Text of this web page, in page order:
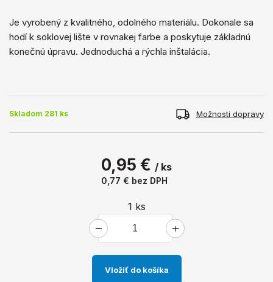
Je vyrobený z kvalitného, ​​odolného materiálu. Dokonale sa
hodí k soklovej lište v rovnakej farbe a poskytuje základnú
konečnú úpravu. Jednoduchá a rýchla inštalácia.
Skladom 281 ks Možnosti dopravy
0,95 € / ks
0,77 € bez DPH
1 ks
Vložiť do košíka